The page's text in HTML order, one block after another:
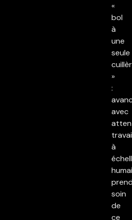
«
bol
à
une
seule
»
:
avec
à
soin
de
ce